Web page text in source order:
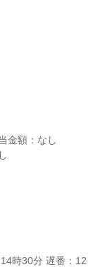
金額：なし
時30分 遅番：12